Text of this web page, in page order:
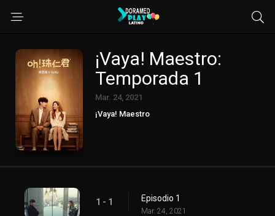
¡Vaya! Maestro:
Temporada 1
Mar. 24, 2021
¡Vaya! Maestro
1 - 1 Episodio 1
Mar. 24, 2021